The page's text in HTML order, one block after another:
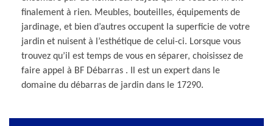
finalement à rien. Meubles, bouteilles, équipements de
jardinage, et bien d’autres occupent la superficie de votre
jardin et nuisent à l’esthétique de celui-ci. Lorsque vous
trouvez qu’il est temps de vous en séparer, choisissez de
faire appel à BF Débarras . Il est un expert dans le
domaine du débarras de jardin dans le 17290.